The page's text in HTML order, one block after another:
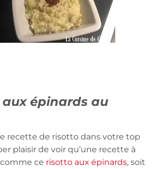
aux épinards au
recette de risotto dans votre top
plaisir de voir qu’une recette à
comme ce risotto aux épinards, soit